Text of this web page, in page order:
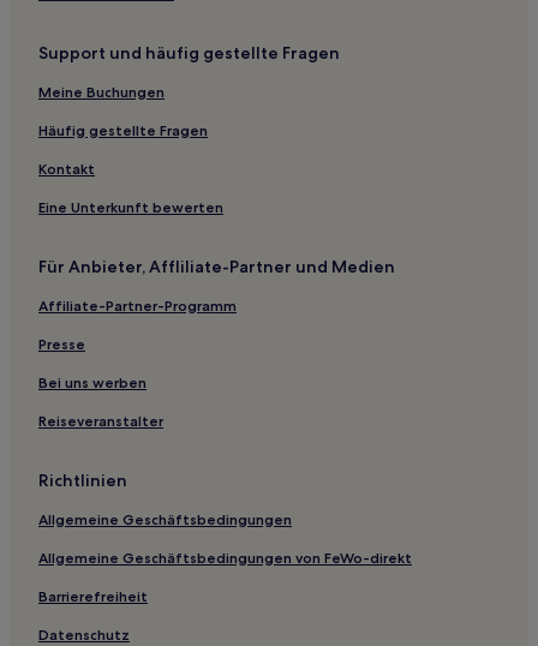
B&B in Mexiko
Ferienwohnungen in Mexiko
Hostels in Mexiko
Support und häufig gestellte Fragen
Meine Buchungen
Häufig gestellte Fragen
Kontakt
Eine Unterkunft bewerten
Für Anbieter, Affliliate-Partner und Medien
Affiliate-Partner-Programm
Presse
Bei uns werben
Reiseveranstalter
Richtlinien
Allgemeine Geschäftsbedingungen
Allgemeine Geschäftsbedingungen von FeWo-direkt
Barrierefreiheit
Datenschutz